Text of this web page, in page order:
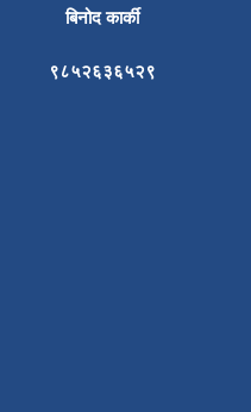
बिनोद कार्की
९८५२६३६५२९